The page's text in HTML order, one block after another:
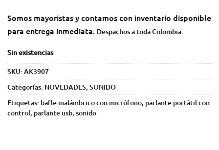
Somos mayoristas y contamos con inventario disponible
para entrega inmediata. Despachos a toda Colombia.
Sin existencias
SKU: AK3907
Categorías: NOVEDADES, SONIDO
Etiquetas: bafle inalámbrico con micrófono, parlante portátil con
control, parlante usb, sonido